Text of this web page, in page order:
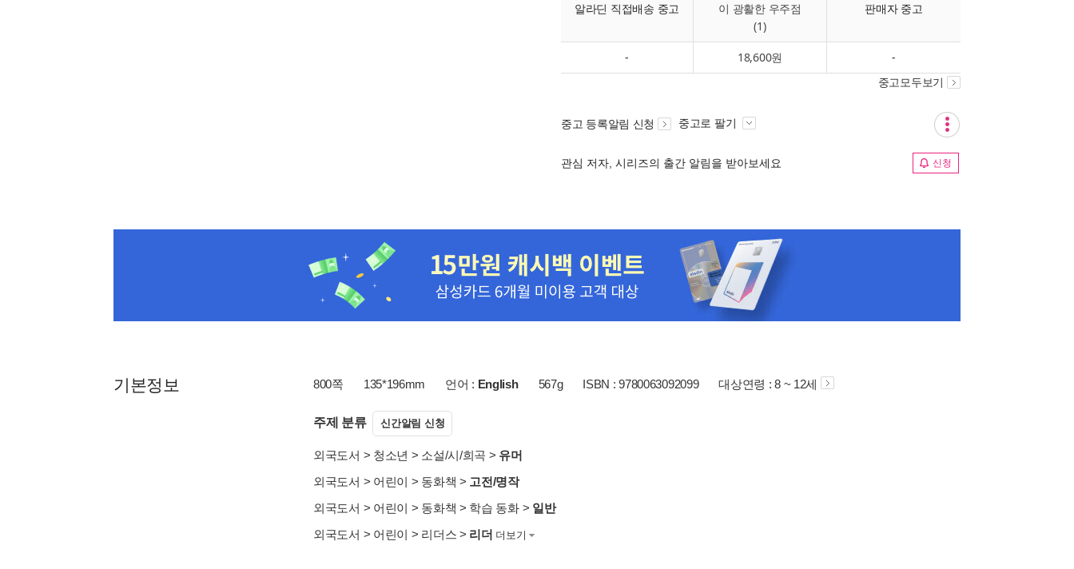
알라딘 직접배송 중고
이 광활한 우주점
(1)
판매자 중고
- 18,600원 -
중고모두보기
중고 등록알림 신청 중고로 팔기
관심 저자, 시리즈의 출간 알림을 받아보세요 신청
기본정보 800쪽 135*196mm 언어 : English 567g ISBN : 9780063092099 대상연령 : 8 ~ 12세
주제 분류 신간알림 신청
외국도서 > 청소년 > 소설/시/희곡 > 유머
외국도서 > 어린이 > 동화책 > 고전/명작
외국도서 > 어린이 > 동화책 > 학습 동화> 일반
외국도서 > 어린이 > 리더스 > 리더 더보기